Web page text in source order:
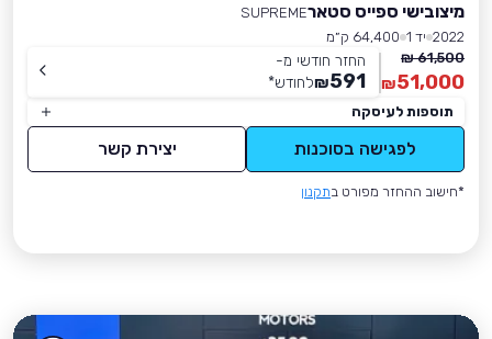
מיצובישי ספייס סטארSUPREME
2022 יד 1
64,400 ק״מ
61,500 ₪
51,000
₪
החזר חודשי מ-
591
₪לחודש*
תוספות לעיסקה
לפגישה בסוכנות יצירת קשר
*חישוב ההחזר מפורט בתקנון